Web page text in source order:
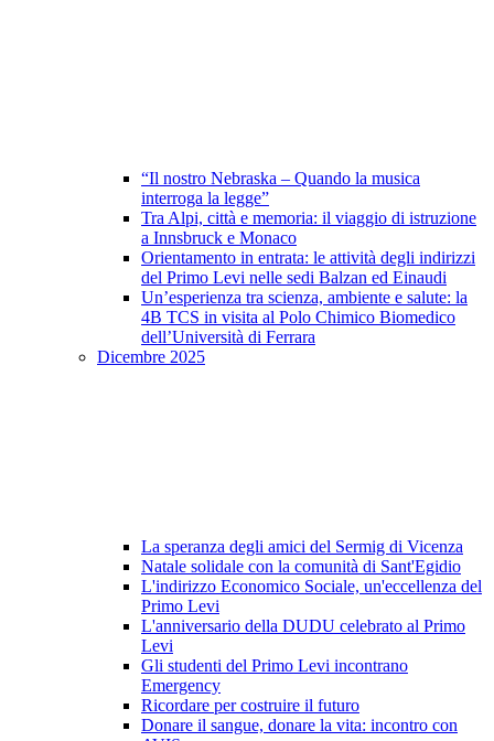
“Il nostro Nebraska – Quando la musica
interroga la legge”
Tra Alpi, città e memoria: il viaggio di istruzione
a Innsbruck e Monaco
Orientamento in entrata: le attività degli indirizzi
del Primo Levi nelle sedi Balzan ed Einaudi
Un’esperienza tra scienza, ambiente e salute: la
4B TCS in visita al Polo Chimico Biomedico
dell’Università di Ferrara
Dicembre 2025
La speranza degli amici del Sermig di Vicenza
Natale solidale con la comunità di Sant'Egidio
L'indirizzo Economico Sociale, un'eccellenza del
Primo Levi
L'anniversario della DUDU celebrato al Primo
Levi
Gli studenti del Primo Levi incontrano
Emergency
Ricordare per costruire il futuro
Donare il sangue, donare la vita: incontro con